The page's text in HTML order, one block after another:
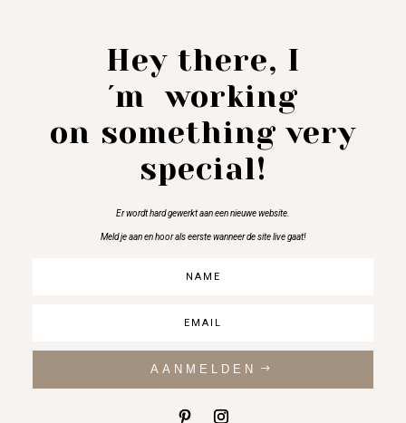
Hey there, I
´m working
on something very
special!
Er wordt hard gewerkt aan een nieuwe website.
Meld je aan en hoor als eerste wanneer de site live gaat!
AANMELDEN